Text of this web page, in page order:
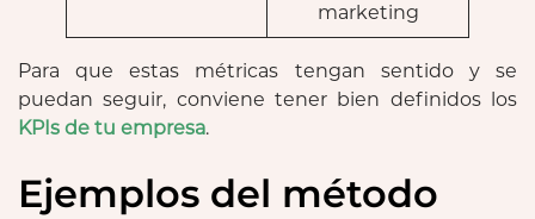
marketing
Para que estas métricas tengan sentido y se
puedan seguir, conviene tener bien definidos los
KPIs de tu empresa.
Ejemplos del método